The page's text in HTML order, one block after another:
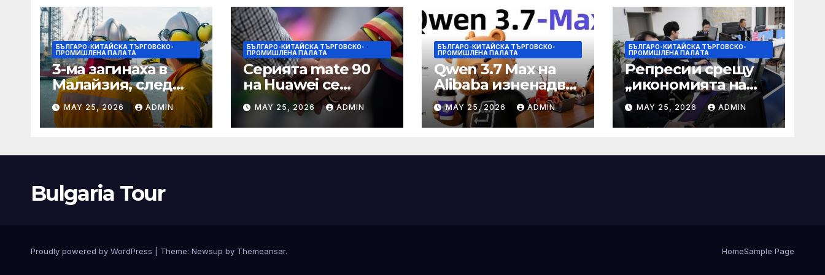
БЪЛГАРО-КИТАЙСКА ТЪРГОВСКО-
ПРОМИШЛЕНА ПАЛAТА
3-ма загинаха в
Малайзия, след
като спасителна
лодка падна в
морето от
Petronas
MAY 25, 2026 ADMIN
БЪЛГАРО-КИТАЙСКА ТЪРГОВСКО-
ПРОМИШЛЕНА ПАЛAТА
Серията mate 90
на Huawei се
очаква да
дебютира с нов
чип Kirin тази есен
MAY 25, 2026 ADMIN
БЪЛГАРО-КИТАЙСКА ТЪРГОВСКО-
ПРОМИШЛЕНА ПАЛAТА
Qwen 3.7 Max на
Alibaba изненадва
задгранични
разработчици с 35-
часово автономно
задачи
MAY 25, 2026 ADMIN
БЪЛГАРО-КИТАЙСКА ТЪРГОВСКО-
ПРОМИШЛЕНА ПАЛAТА
Репресии срещу
„икономията на
фактурирането“
MAY 25, 2026 ADMIN
Bulgaria Tour
Proudly powered by WordPress Theme: Newsup by Themeansar. HomeSample Page